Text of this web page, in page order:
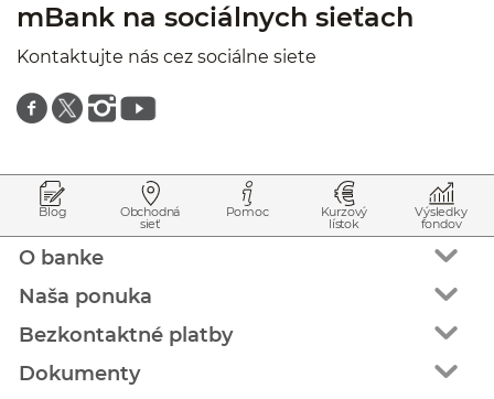
mBank na sociálnych sieťach
Kontaktujte nás cez sociálne siete
Znajdź nas na facebooku
Znajdź nas na twitterze
Znajdź nas na instagramie
Znajdź nas na youtube
Blog Obchodná
sieť
Pomoc Kurzový
lístok
Výsledky
fondov
O banke
Naša ponuka
Bezkontaktné platby
Dokumenty